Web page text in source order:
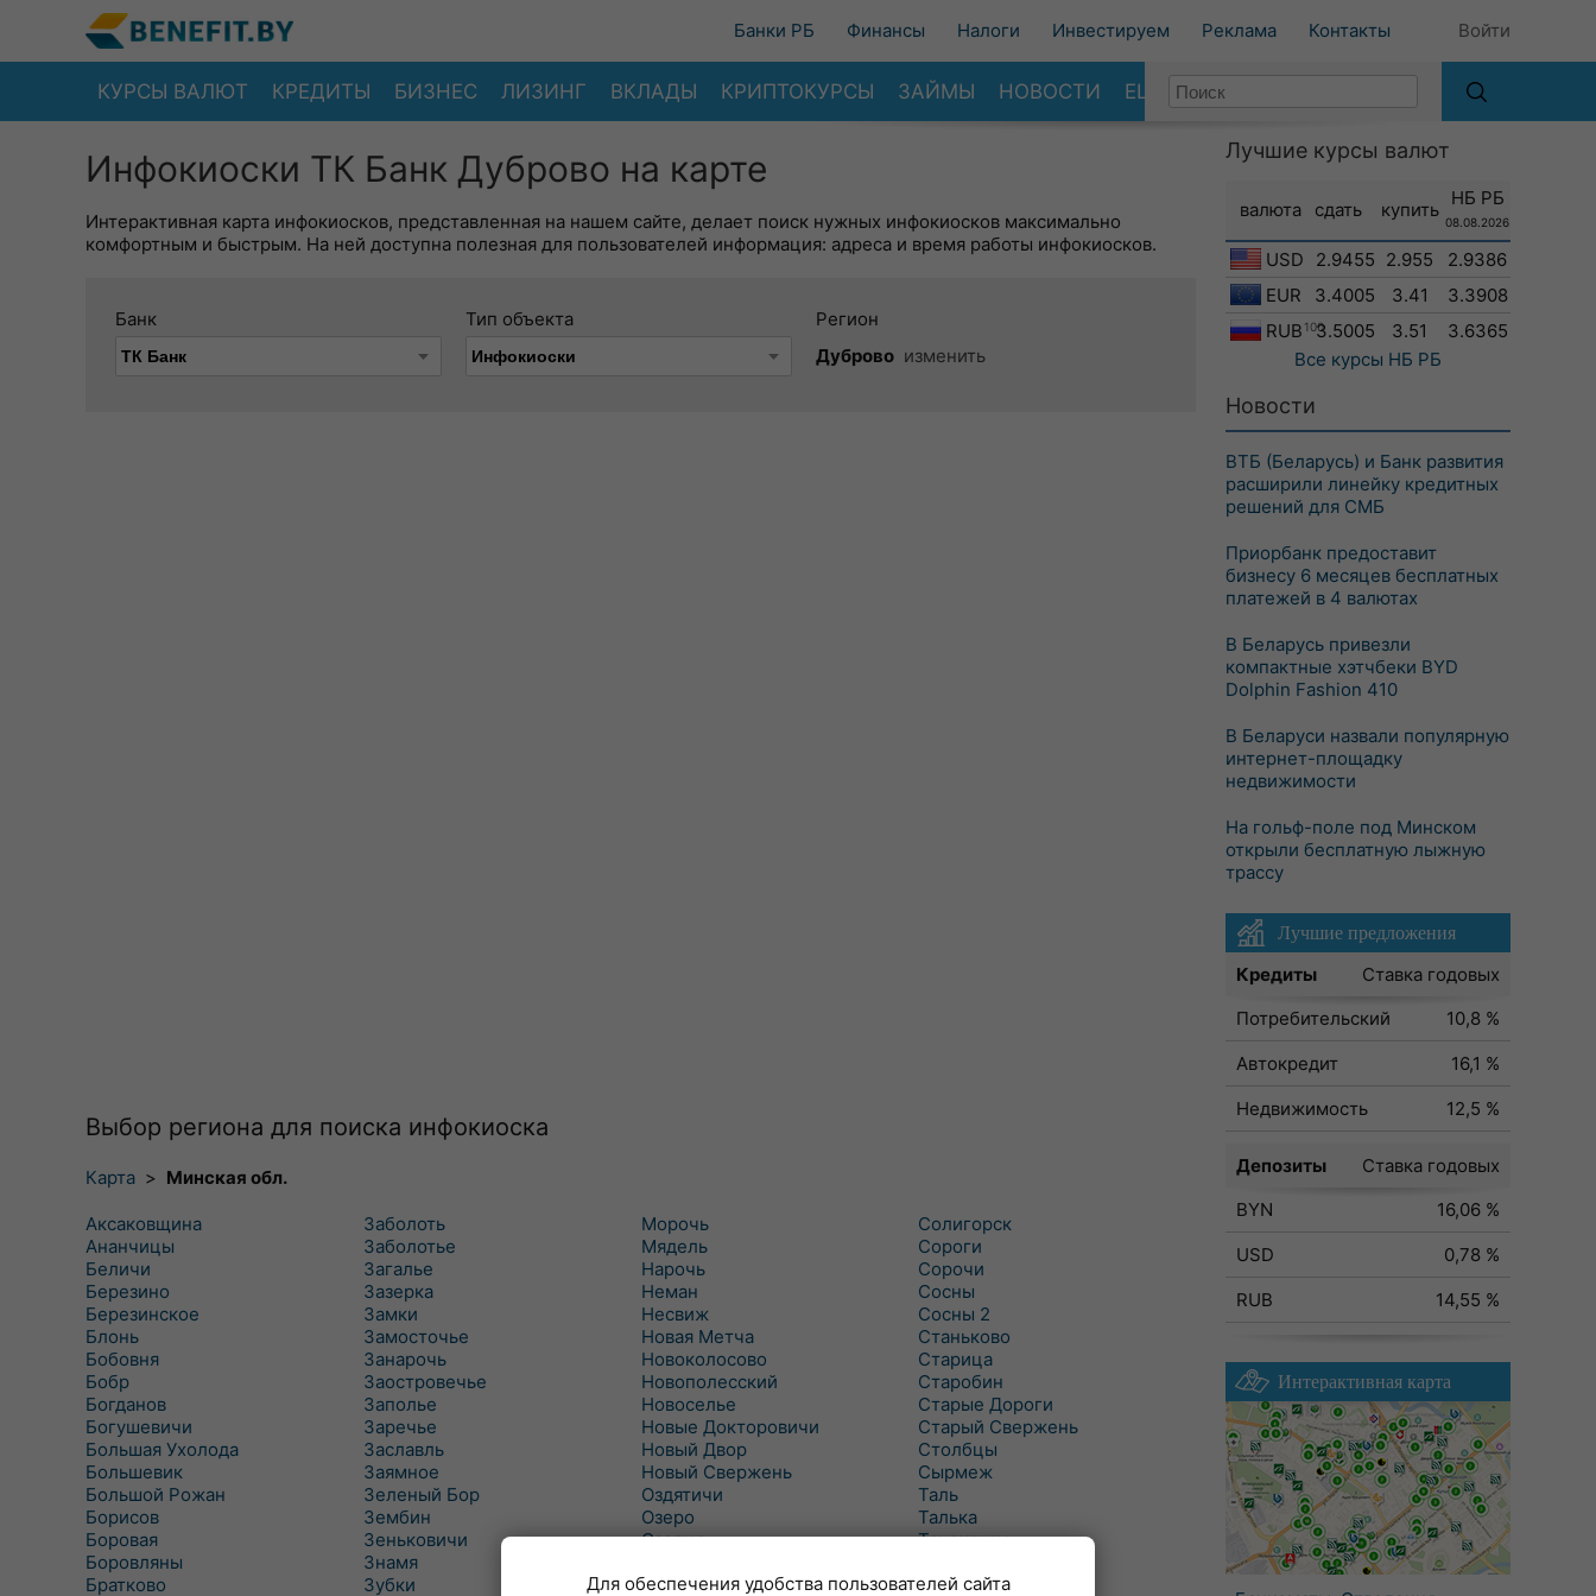
Банки РБ Финансы Налоги Инвестируем Реклама Контакты Войти
КУРСЫ ВАЛЮТ КРЕДИТЫ БИЗНЕС ЛИЗИНГ ВКЛАДЫ КРИПТОКУРСЫ ЗАЙМЫ НОВОСТИ ЕЩЕ
Инфокиоски ТК Банк Дуброво на карте
Интерактивная карта инфокиосков, представленная на нашем сайте, делает поиск нужных инфокиосков максимально
комфортным и быстрым. На ней доступна полезная для пользователей информация: адреса и время работы инфокиосков.
Банк Тип объекта
Регион
Дуброво изменить
Выбор региона для поиска инфокиоска
Карта > Минская обл.
Аксаковщина
Ананчицы
Беличи
Березино
Березинское
Блонь
Бобовня
Бобр
Богданов
Богушевичи
Большая Ухолода
Большевик
Большой Рожан
Борисов
Боровая
Боровляны
Братково
Заболоть
Заболотье
Загалье
Зазерка
Замки
Замосточье
Занарочь
Заостровечье
Заполье
Заречье
Заславль
Заямное
Зеленый Бор
Зембин
Зеньковичи
Знамя
Зубки
Морочь
Мядель
Нарочь
Неман
Несвиж
Новая Метча
Новоколосово
Новополесский
Новоселье
Новые Докторовичи
Новый Двор
Новый Свержень
Оздятичи
Озеро
Озерцо
Октябрь
Солигорск
Сороги
Сорочи
Сосны
Сосны 2
Станьково
Старица
Старобин
Старые Дороги
Старый Свержень
Столбцы
Сырмеж
Таль
Талька
Танежицы
Турец-Бояры
Лучшие курсы валют
валюта сдать купить
НБ РБ
08.08.2026
USD 2.9455 2.955
2.9386
EUR
3.4005 3.41
3.3908
RUB 1003.5005 3.51
3.6365
Все курсы НБ РБ
Новости
ВТБ (Беларусь) и Банк развития
расширили линейку кредитных
решений для СМБ
Приорбанк предоставит
бизнесу 6 месяцев бесплатных
платежей в 4 валютах
В Беларусь привезли
компактные хэтчбеки BYD
Dolphin Fashion 410
В Беларуси назвали популярную
интернет-площадку
недвижимости
На гольф-поле под Минском
открыли бесплатную лыжную
трассу
Лучшие предложения
Кредиты
Ставка годовых
Потребительский
10,8 %
Автокредит
16,1 %
Недвижимость
12,5 %
Депозиты
Ставка годовых
BYN
16,06 %
USD
0,78 %
RUB
14,55 %
Интерактивная карта
Для обеспечения удобства пользователей сайта